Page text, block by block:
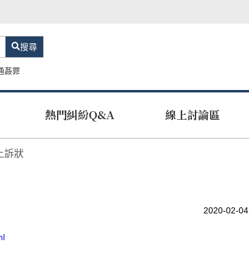
搜尋
姦罪
熱門糾紛Q&A 線上討論區
訴狀
2020-02-04